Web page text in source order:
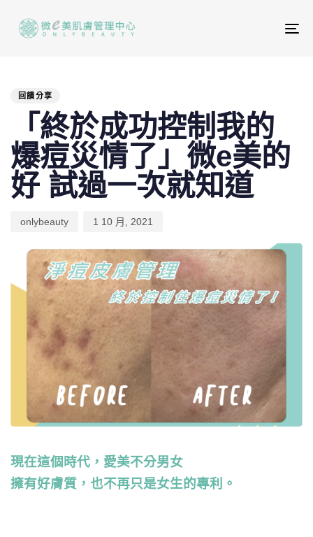
回饋分享
「終於成功控制我的
爆痘災情了」微e美的
好 試過一次就知道
onlybeauty 1 10 月, 2021
現在這個時代，愛美不分男女
擁有好膚質，也不再只是女生的專利。